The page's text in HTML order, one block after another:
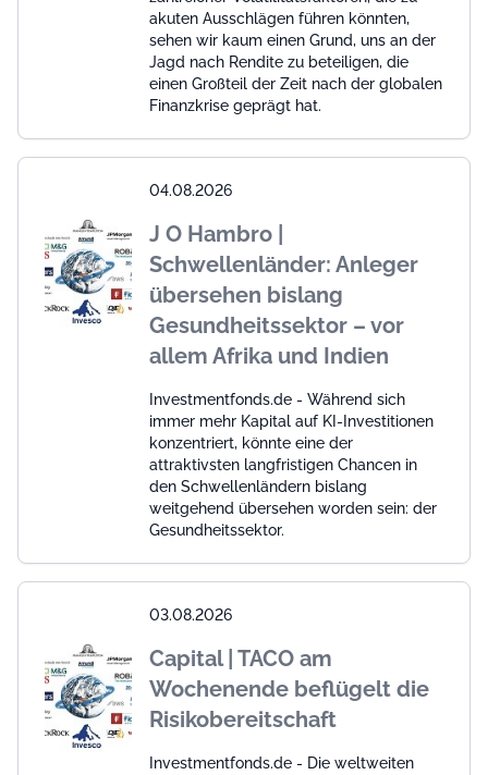
akuten Ausschlägen führen könnten,
sehen wir kaum einen Grund, uns an der
Jagd nach Rendite zu beteiligen, die
einen Großteil der Zeit nach der globalen
Finanzkrise geprägt hat.
04.08.2026
J O Hambro |
Schwellenländer: Anleger
übersehen bislang
Gesundheitssektor – vor
allem Afrika und Indien
Investmentfonds.de - Während sich
immer mehr Kapital auf KI-Investitionen
konzentriert, könnte eine der
attraktivsten langfristigen Chancen in
den Schwellenländern bislang
weitgehend übersehen worden sein: der
Gesundheitssektor.
03.08.2026
Capital | TACO am
Wochenende beflügelt die
Risikobereitschaft
Investmentfonds.de - Die weltweiten